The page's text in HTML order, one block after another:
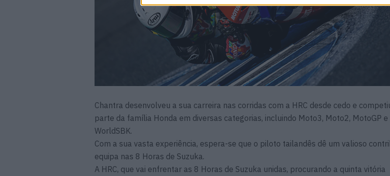
Chantra desenvolveu a sua carreira nas corridas com a HRC desde cedo e
parte da família Honda em diversas categorias, incluindo Moto3, Moto2, MotoGP e
WorldSBK.
Com a sua vasta experiência, espera-se que o piloto tailandês dê um valioso
equipa nas 8 Horas de Suzuka.
A HRC, que vai enfrentar as 8 Horas de Suzuka unidas, procurando a quinta vitória